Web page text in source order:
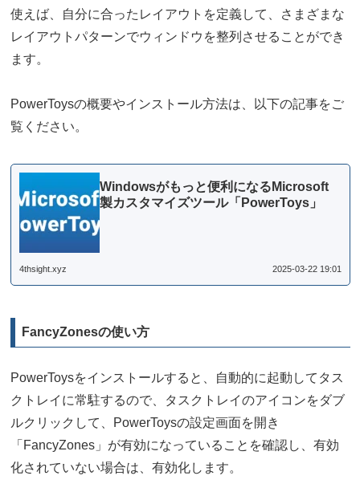
使えば、自分に合ったレイアウトを定義して、さまざまな
レイアウトパターンでウィンドウを整列させることができ
ます。
PowerToysの概要やインストール方法は、以下の記事をご
覧ください。
Windowsがもっと便利になるMicrosoft
製カスタマイズツール「PowerToys」
4thsight.xyz 2025-03-22 19:01
FancyZonesの使い方
PowerToysをインストールすると、自動的に起動してタス
クトレイに常駐するので、タスクトレイのアイコンをダブ
ルクリックして、PowerToysの設定画面を開き
「FancyZones」が有効になっていることを確認し、有効
化されていない場合は、有効化します。